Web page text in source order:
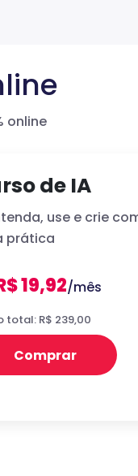
online
de IA
use e crie
prática
19,92/mês
total: R$ 239,00
Comprar